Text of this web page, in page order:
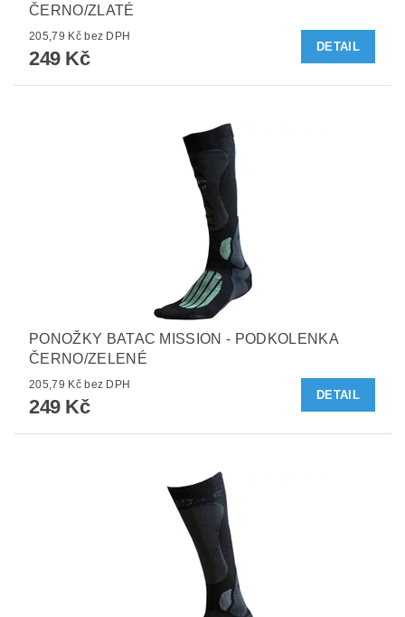
ČERNO/ZLATÉ
205,79 Kč bez DPH
249 Kč
DETAIL
PONOŽKY BATAC MISSION - PODKOLENKA
ČERNO/ZELENÉ
205,79 Kč bez DPH
249 Kč
DETAIL